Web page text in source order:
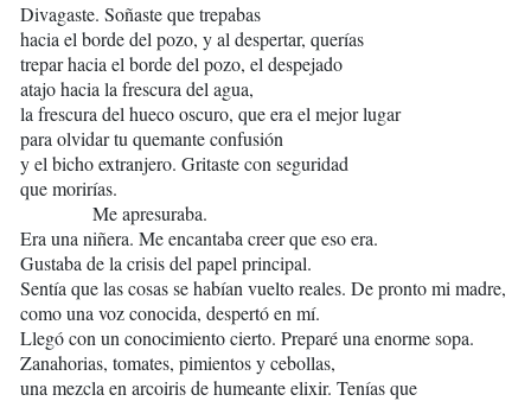
Divagaste. Soñaste que trepabas
hacia el borde del pozo, y al despertar, querías
trepar hacia el borde del pozo, el despejado
atajo hacia la frescura del agua,
la frescura del hueco oscuro, que era el mejor lugar
para olvidar tu quemante confusión
y el bicho extranjero. Gritaste con seguridad
que morirías.
Me apresuraba.
Era una niñera. Me encantaba creer que eso era.
Gustaba de la crisis del papel principal.
Sentía que las cosas se habían vuelto reales. De pronto mi madre,
como una voz conocida, despertó en mí.
Llegó con un conocimiento cierto. Preparé una enorme sopa.
Zanahorias, tomates, pimientos y cebollas,
una mezcla en arcoiris de humeante elixir. Tenías que